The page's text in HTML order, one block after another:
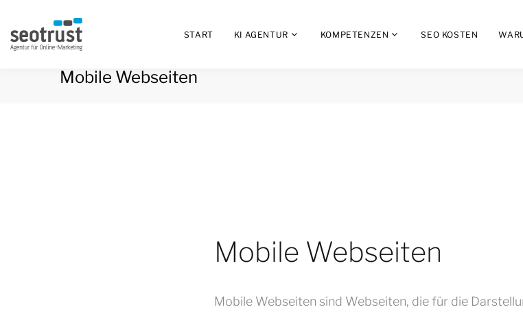
START KI AGENTUR KOMPETENZEN SEO KOSTEN
Mobile Webseiten
Mobile Webseiten
Mobile Webseiten sind Webseiten, die für die